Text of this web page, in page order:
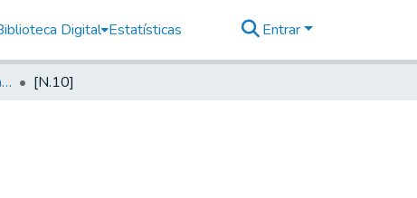
Digital Estatísticas Entrar
Volume 19 - Correspondência do Capital General D. Luiz Antonio de Souza (1767- 70) [N.10]